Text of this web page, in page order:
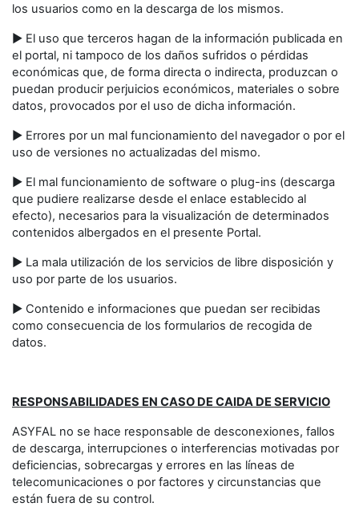
los usuarios como en la descarga de los mismos.
► El uso que terceros hagan de la información publicada en
el portal, ni tampoco de los daños sufridos o pérdidas
económicas que, de forma directa o indirecta, produzcan o
puedan producir perjuicios económicos, materiales o sobre
datos, provocados por el uso de dicha información.
► Errores por un mal funcionamiento del navegador o por el
uso de versiones no actualizadas del mismo.
► El mal funcionamiento de software o plug-ins (descarga
que pudiere realizarse desde el enlace establecido al
efecto), necesarios para la visualización de determinados
contenidos albergados en el presente Portal.
► La mala utilización de los servicios de libre disposición y
uso por parte de los usuarios.
► Contenido e informaciones que puedan ser recibidas
como consecuencia de los formularios de recogida de
datos.
RESPONSABILIDADES EN CASO DE CAIDA DE SERVICIO
ASYFAL no se hace responsable de desconexiones, fallos
de descarga, interrupciones o interferencias motivadas por
deficiencias, sobrecargas y errores en las líneas de
telecomunicaciones o por factores y circunstancias que
están fuera de su control.